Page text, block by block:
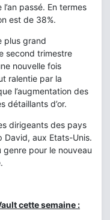
passé. En termes
est de 38%.
plus grand
second trimestre
nouvelle fois
ralentie par la
l’augmentation des
détaillants d’or.
dirigeants des pays
David, aux Etats-Unis.
pour le nouveau
cette semaine :